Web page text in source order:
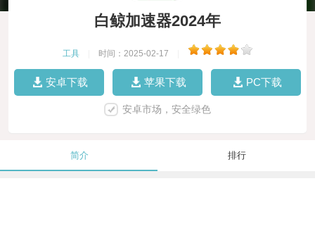
白鲸加速器2024年
工具 时间：2025-02-17
安卓下载 苹果下载 PC下载
安卓市场，安全绿色
简介 排行